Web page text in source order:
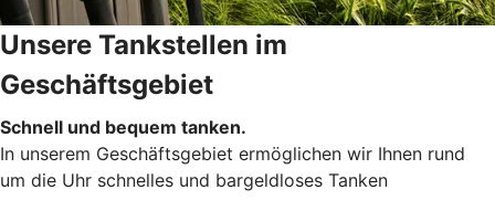
Unsere Tankstellen im
Geschäftsgebiet
Schnell und bequem tanken.
In unserem Geschäftsgebiet ermöglichen wir Ihnen rund
um die Uhr schnelles und bargeldloses Tanken